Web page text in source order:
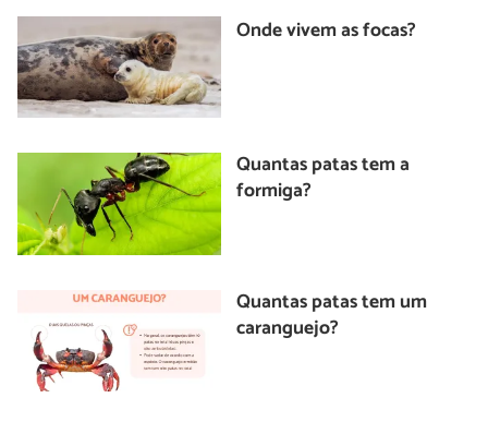
Onde vivem as focas?
Quantas patas tem a
formiga?
Quantas patas tem um
caranguejo?